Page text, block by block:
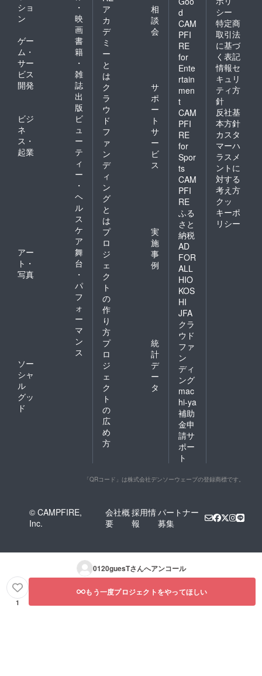
ショ
ン
・
映
画
ゲー
ム・
サー
ビス
開発
書
籍
・
雑
誌
出
版
ビジ
ネ
ス・
起業
ビ
ュ
ー
テ
ィ
ー
・
ヘ
ル
ス
ケ
ア
アー
ト・
写真
舞
台
・
パ
フ
ォ
ー
マ
ン
ス
ソー
シャ
ル
グッ
ド
ア
カ
デ
ミ
ー
と
は
相
談
会
ク
ラ
ウ
ド
フ
ァ
ン
デ
ィ
ン
グ
と
は
サ
ポ
ー
ト
サ
ー
ビ
ス
プ
ロ
ジ
ェ
ク
ト
の
作
り
方
実
施
事
例
プ
ロ
ジ
ェ
ク
ト
の
広
め
方
統
計
デ
ー
タ
d
CAM
PFI
RE
for
Ente
rtain
men
t
CAM
PFI
RE
for
Spor
ts
CAM
PFI
RE
ふる
さと
納税
AD
FOR
ALL
HIO
KOS
HI
JFA
クラ
ウド
ファ
ン
ディ
ング
mac
hi-ya
補助
金申
請サ
ポー
ト
シー
特定商
取引法
に基づ
く表記
情報セ
キュリ
ティ方
針
反社基
本方針
カスタ
マーハ
ラスメ
ントに
対する
考え方
クッ
キーポ
リシー
「QRコード」は株式会社デンソーウェーブの登録商標です。
© CAMPFIRE,
Inc.
会社概
要
採用情
報
パートナー
募集
0120guesTさんへアンコール
1
もう一度プロジェクトをやってほしい